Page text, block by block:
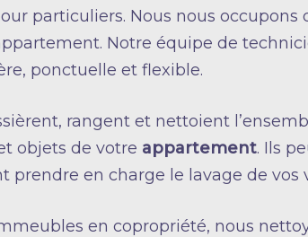
particuliers. Nous nous occupons
Notre équipe de
ponctuelle et flexible.
rangent et nettoient
objets de votre appartement. Ils
prendre en charge le lavage de vos
en copropriété, nous